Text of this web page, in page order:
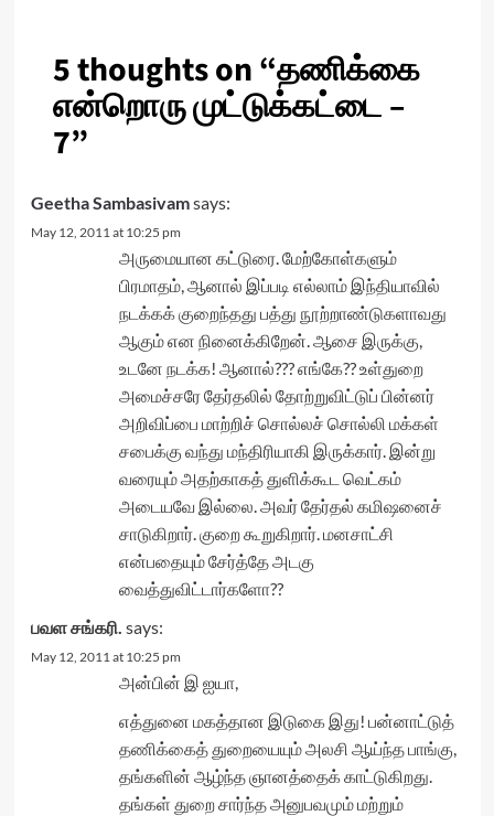
5 thoughts on “தணிக்கை
என்றொரு முட்டுக்கட்டை –
7”
Geetha Sambasivamsays:
May 12, 2011 at 10:25 pm
அருமையான கட்டுரை. மேற்கோள்களும்
பிரமாதம், ஆனால் இப்படி எல்லாம் இந்தியாவில்
நடக்கக் குறைந்தது பத்து நூற்றாண்டுகளாவது
ஆகும் என நினைக்கிறேன். ஆசை இருக்கு,
உடனே நடக்க! ஆனால்??? எங்கே?? உள்துறை
அமைச்சரே தேர்தலில் தோற்றுவிட்டுப் பின்னர்
அறிவிப்பை மாற்றிச் சொல்லச் சொல்லி மக்கள்
சபைக்கு வந்து மந்திரியாகி இருக்கார். இன்று
வரையும் அதற்காகத் துளிக்கூட வெட்கம்
அடையவே இல்லை. அவர் தேர்தல் கமிஷனைச்
சாடுகிறார். குறை கூறுகிறார். மனசாட்சி
என்பதையும் சேர்த்தே அடகு
வைத்துவிட்டார்களோ??
பவள சங்கரி. says:
May 12, 2011 at 10:25 pm
அன்பின் இ ஐயா,
எத்துனை மகத்தான இடுகை இது! பன்னாட்டுத்
தணிக்கைத் துறையையும் அலசி ஆய்ந்த பாங்கு,
தங்களின் ஆழ்ந்த ஞானத்தைக் காட்டுகிறது.
தங்கள் துறை சார்ந்த அனுபவமும் மற்றும்